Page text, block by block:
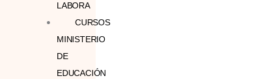
LABORA
CURSOS
MINISTERIO
DE
EDUCACIÓN